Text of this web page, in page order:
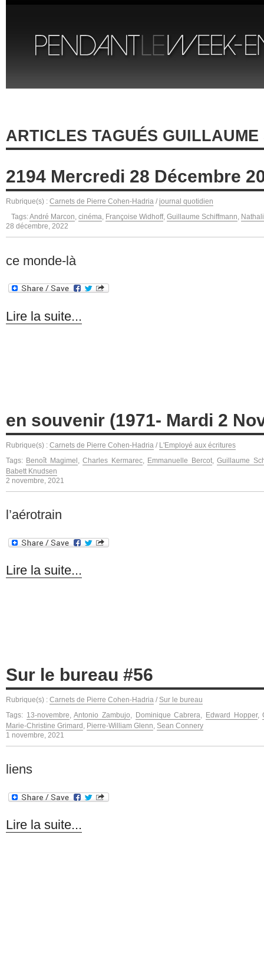
ARTICLES TAGUÉS
2194 Mercredi 28 Décembre
Rubrique(s) : Carnets de Pierre Cohen-Hadria / journal quotidien
Tags:André Marcon, cinéma, Françoise Widhoff, Guillaume Schiffmann,
28 décembre, 2022
ce monde-là
Lire la suite...
en souvenir (1971- Mardi 2
Rubrique(s) : Carnets de Pierre Cohen-Hadria / L'Employé aux écritures
Tags: Benoît Magimel ,Charles Kermarec, Emmanuelle Bercot,Guillaume
Babett Knudsen
2 novembre, 2021
l’aérotrain
Lire la suite...
Sur le bureau #56
Rubrique(s) : Carnets de Pierre Cohen-Hadria / Sur le bureau
Tags: 13-novembre ,Antonio Zambujo Dominique Cabrera Edward Hopper,
Marie-Christine Grimard Pierre-William Glenn Sean Connery
1 novembre, 2021
liens
Lire la suite...